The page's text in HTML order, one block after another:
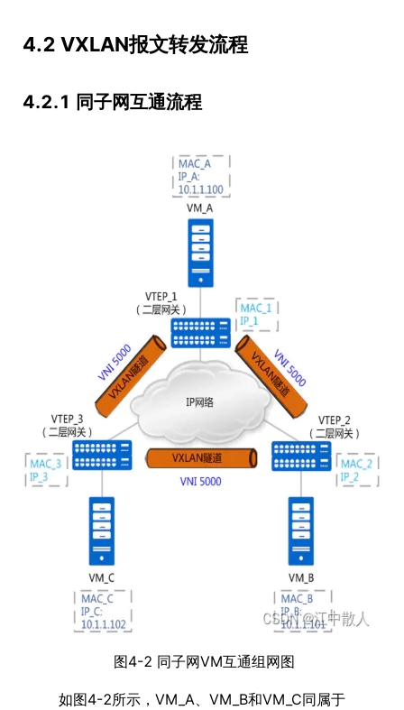
4.2 VXLAN报文转发流程
4.2.1 同子网互通流程
图4-2 同子网VM互通组网图
如图4-2所示，VM_A、VM_B和VM_C同属于